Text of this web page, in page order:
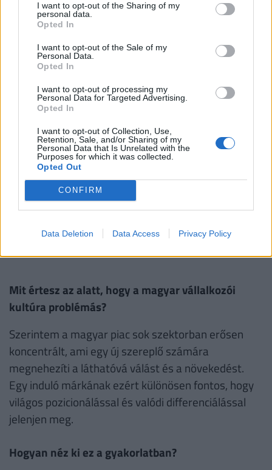
I want to opt-out of the Sharing of my
personal data.
Opted In
I want to opt-out of the Sale of my
Personal Data.
Opted In
I want to opt-out of processing my
Personal Data for Targeted Advertising.
Opted In
I want to opt-out of Collection, Use,
Retention, Sale, and/or Sharing of my
Personal Data that Is Unrelated with the
Purposes for which it was collected.
Opted Out
CONFIRM
Data Deletion Data Access Privacy Policy
kihívásokkal teli: gyorsan változik a szabályozási és
gazdasági környezet, ami megnehezíti a hosszú
távú tervezést. Ez nem ideális környezet egy induló
cégnek.
Mit értesz az alatt, hogy a magyar vállalkozói
kultúra problémás?
Szerintem a magyar piac sok szektorban erősen
koncentrált, ami egy új szereplő számára
megnehezíti a láthatóvá válást és a növekedést.
Egy induló márkának ezért különösen fontos, hogy
világos pozicionálással és valódi differenciálással
jelenjen meg.
Hogyan néz ki ez a gyakorlatban?